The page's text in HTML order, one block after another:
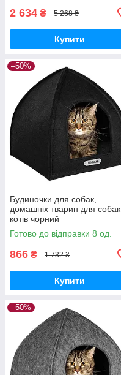
2 634 ₴ 5 268 ₴
Купити
–50%
Будиночки для собак,
домашніх тварин для собак,
котів чорний
Готово до відправки 8 од.
866 ₴ 1 732 ₴
Купити
–50%